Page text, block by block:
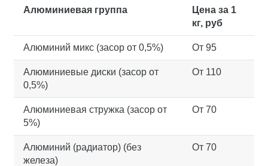
Алюминиевая группа
Цена за 1
кг, руб
Алюминий микс (засор от 0,5%) От 95
Алюминиевые диски (засор от
0,5%)
От 110
Алюминиевая стружка (засор от
5%)
От 70
Алюминий (радиатор) (без
железа)
От 70